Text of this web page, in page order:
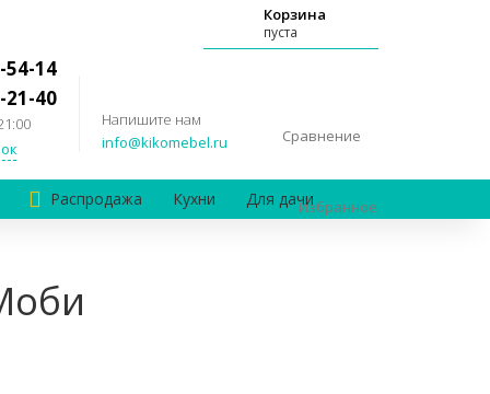
54-14
21-40
Напишите нам
info@kikomebel.ru
Сравнение
Избранное
Корзина
пуста
Распродажа Кухни Для дачи